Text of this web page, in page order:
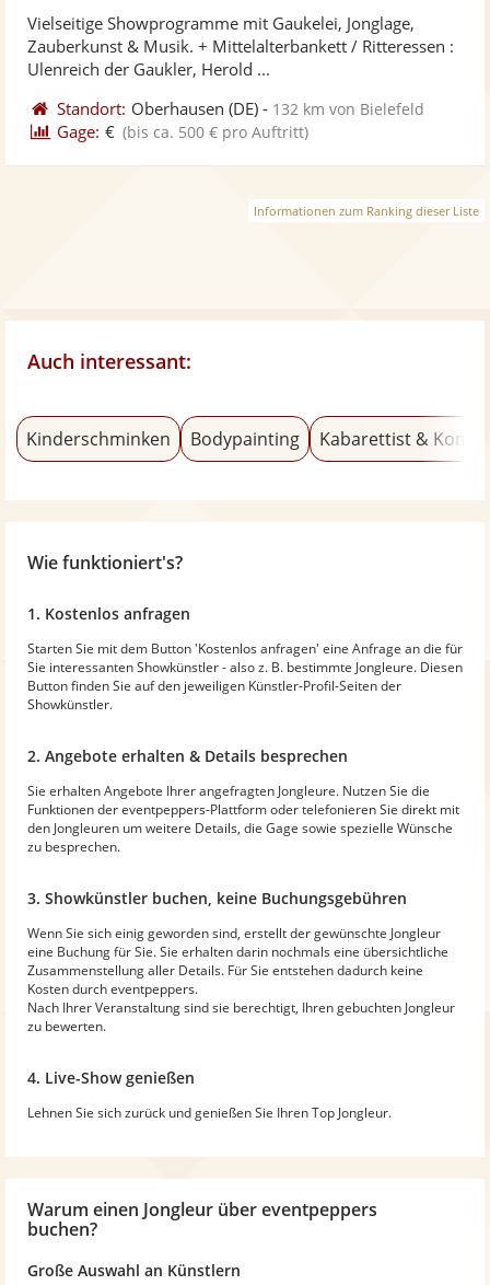
Vielseitige Showprogramme mit Gaukelei, Jonglage,
Zauberkunst & Musik. + Mittelalterbankett / Ritteressen :
Ulenreich der Gaukler, Herold ...
Standort: Oberhausen (DE) - 132 km von Bielefeld
Gage: € (bis ca. 500 € pro Auftritt)
Informationen zum Ranking dieser Liste
Auch interessant:
Kinderschminken Bodypainting Kabarettist &
Wie funktioniert's?
1. Kostenlos anfragen
Starten Sie mit dem Button 'Kostenlos anfragen' eine Anfrage an die für
Sie interessanten Showkünstler - also z. B. bestimmte Jongleure. Diesen
Button finden Sie auf den jeweiligen Künstler-Profil-Seiten der
Showkünstler.
2. Angebote erhalten & Details besprechen
Sie erhalten Angebote Ihrer angefragten Jongleure. Nutzen Sie die
Funktionen der eventpeppers-Plattform oder telefonieren Sie direkt mit
den Jongleuren um weitere Details, die Gage sowie spezielle Wünsche
zu besprechen.
3. Showkünstler buchen, keine Buchungsgebühren
Wenn Sie sich einig geworden sind, erstellt der gewünschte Jongleur
eine Buchung für Sie. Sie erhalten darin nochmals eine übersichtliche
Zusammenstellung aller Details. Für Sie entstehen dadurch keine
Kosten durch eventpeppers.
Nach Ihrer Veranstaltung sind sie berechtigt, Ihren gebuchten Jongleur
zu bewerten.
4. Live-Show genießen
Lehnen Sie sich zurück und genießen Sie Ihren Top Jongleur.
Warum einen Jongleur über eventpeppers
buchen?
Große Auswahl an Künstlern